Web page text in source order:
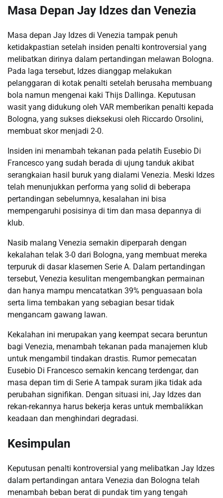
Masa Depan Jay Idzes dan Venezia
Masa depan Jay Idzes di Venezia tampak penuh
ketidakpastian setelah insiden penalti kontroversial yang
melibatkan dirinya dalam pertandingan melawan Bologna.
Pada laga tersebut, Idzes dianggap melakukan
pelanggaran di kotak penalti setelah berusaha membuang
bola namun mengenai kaki Thijs Dallinga. Keputusan
wasit yang didukung oleh VAR memberikan penalti kepada
Bologna, yang sukses dieksekusi oleh Riccardo Orsolini,
membuat skor menjadi 2-0.
Insiden ini menambah tekanan pada pelatih Eusebio Di
Francesco yang sudah berada di ujung tanduk akibat
serangkaian hasil buruk yang dialami Venezia. Meski Idzes
telah menunjukkan performa yang solid di beberapa
pertandingan sebelumnya, kesalahan ini bisa
mempengaruhi posisinya di tim dan masa depannya di
klub.
Nasib malang Venezia semakin diperparah dengan
kekalahan telak 3-0 dari Bologna, yang membuat mereka
terpuruk di dasar klasemen Serie A. Dalam pertandingan
tersebut, Venezia kesulitan mengembangkan permainan
dan hanya mampu mencatatkan 39% penguasaan bola
serta lima tembakan yang sebagian besar tidak
mengancam gawang lawan.
Kekalahan ini merupakan yang keempat secara beruntun
bagi Venezia, menambah tekanan pada manajemen klub
untuk mengambil tindakan drastis. Rumor pemecatan
Eusebio Di Francesco semakin kencang terdengar, dan
masa depan tim di Serie A tampak suram jika tidak ada
perubahan signifikan. Dengan situasi ini, Jay Idzes dan
rekan-rekannya harus bekerja keras untuk membalikkan
keadaan dan menghindari degradasi.
Kesimpulan
Keputusan penalti kontroversial yang melibatkan Jay Idzes
dalam pertandingan antara Venezia dan Bologna telah
menambah beban berat di pundak tim yang tengah